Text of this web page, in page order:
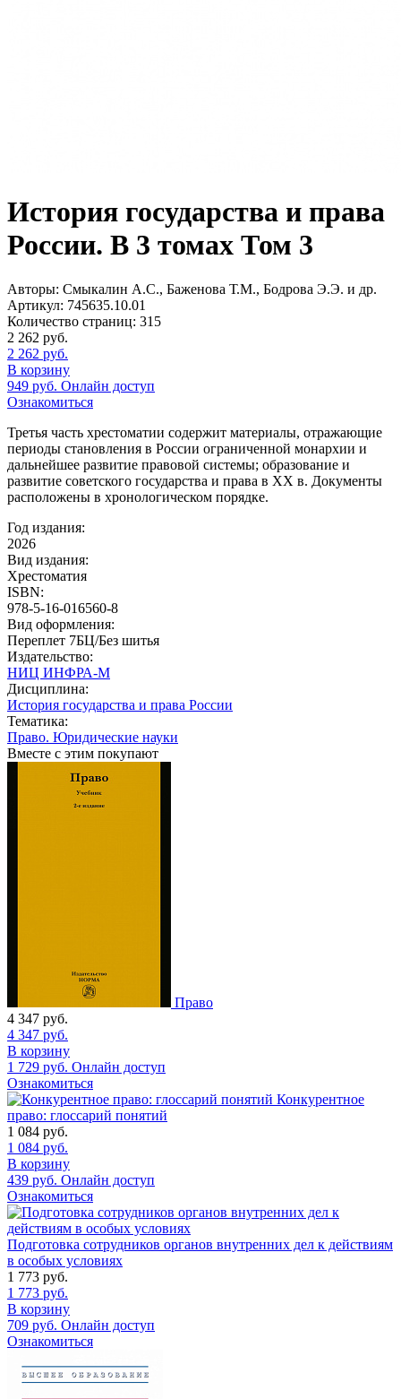
История государства и права
России. В 3 томах Том 3
Авторы: Смыкалин А.С., Баженова Т.М., Бодрова Э.Э. и др.
Артикул: 745635.10.01
Количество страниц: 315
2 262 руб.
2 262 руб.
В корзину
949 руб. Онлайн доступ
Ознакомиться
Третья часть хрестоматии содержит материалы, отражающие
периоды становления в России ограниченной монархии и
дальнейшее развитие правовой системы; образование и
развитие советского государства и права в XX в. Документы
расположены в хронологическом порядке.
Год издания:
2026
Вид издания:
Хрестоматия
ISBN:
978-5-16-016560-8
Вид оформления:
Переплет 7БЦ/Без шитья
Издательство:
НИЦ ИНФРА-М
Дисциплина:
История государства и права России
Тематика:
Право. Юридические науки
Вместе с этим покупают
Право
4 347 руб.
4 347 руб.
В корзину
1 729 руб. Онлайн доступ
Ознакомиться
Конкурентное
право: глоссарий понятий
1 084 руб.
1 084 руб.
В корзину
439 руб. Онлайн доступ
Ознакомиться
Подготовка сотрудников органов внутренних дел к действиям
в особых условиях
1 773 руб.
1 773 руб.
В корзину
709 руб. Онлайн доступ
Ознакомиться